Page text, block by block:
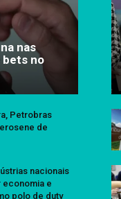
nas
bets no
Petrobras
de
nacionais
economia e
polo de duty